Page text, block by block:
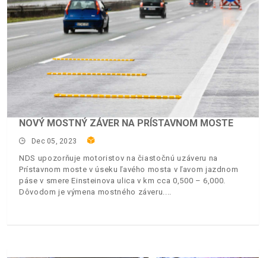
NOVÝ MOSTNÝ ZÁVER NA PRÍSTAVNOM MOSTE
Dec 05, 2023
NDS upozorňuje motoristov na čiastočnú uzáveru na
Prístavnom moste v úseku ľavého mosta v ľavom jazdnom
páse v smere Einsteinova ulica v km cca 0,500 – 6,000.
Dôvodom je výmena mostného záveru.